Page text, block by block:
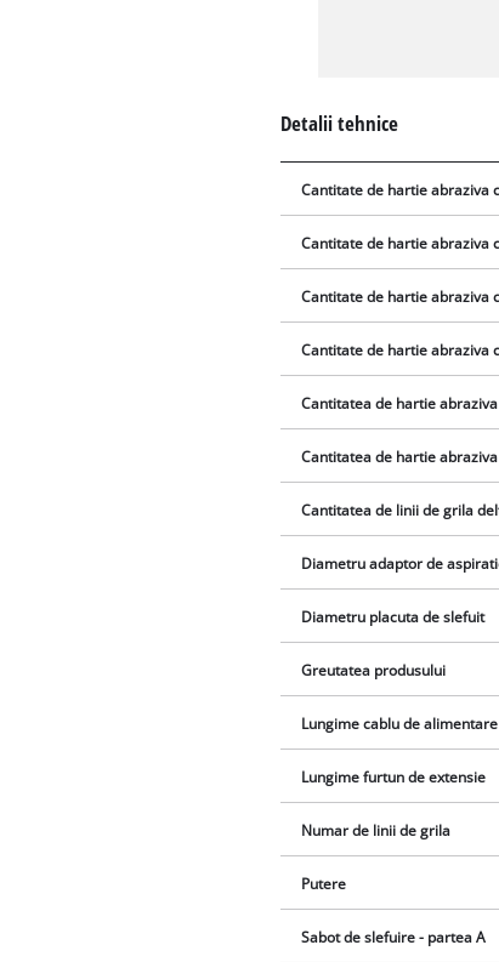
Detalii tehnice
Cantitate de hartie abraziva
Cantitate de hartie abraziva
Cantitate de hartie abraziva
Cantitate de hartie abraziva
Cantitatea de hartie
Cantitatea de hartie
Cantitatea de linii de grila
Diametru adaptor de
Diametru placuta de slefuit
Greutatea produsului
Lungime cablu de alimentare
Lungime furtun de extensie
Numar de linii de grila
Putere
Sabot de slefuire - partea A